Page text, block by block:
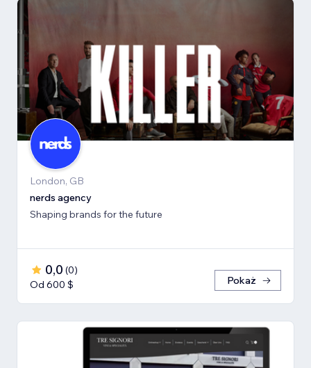
London, GB
nerds agency
Shaping brands for the future
0,0 (0)
Od 600 $
Pokaż